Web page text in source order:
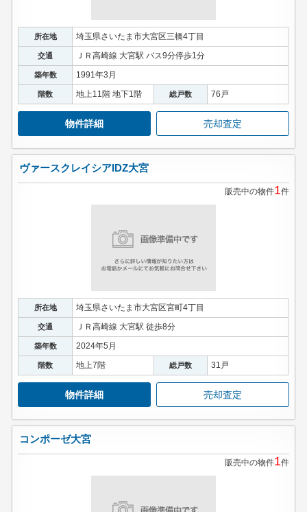
所在地 埼玉県さいたま市大宮区三橋4丁目
交通 ＪＲ高崎線 大宮駅 バス9分停歩1分
築年数 1991年3月
階数 地上11階 地下1階 総戸数 76戸
物件詳細 売却査定
ヴァースクレイシアIDZ大宮
販売中の物件1件
所在地 埼玉県さいたま市大宮区宮町4丁目
交通 ＪＲ高崎線 大宮駅 徒歩8分
築年数 2024年5月
階数 地上7階 総戸数 31戸
物件詳細 売却査定
コンポーゼ大宮
販売中の物件1件